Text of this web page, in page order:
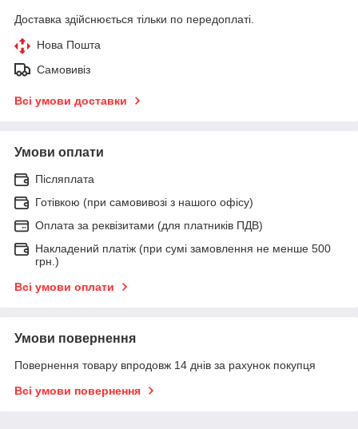
Доставка здійснюється тільки по передоплаті.
Нова Пошта
Самовивіз
Всі умови доставки
Умови оплати
Післяплата
Готівкою (при самовивозі з нашого офісу)
Оплата за реквізитами (для платників ПДВ)
Накладений платіж (при сумі замовлення не менше 500
грн.)
Всі умови оплати
Умови повернення
Повернення товару впродовж 14 днів за рахунок покупця
Всі умови повернення